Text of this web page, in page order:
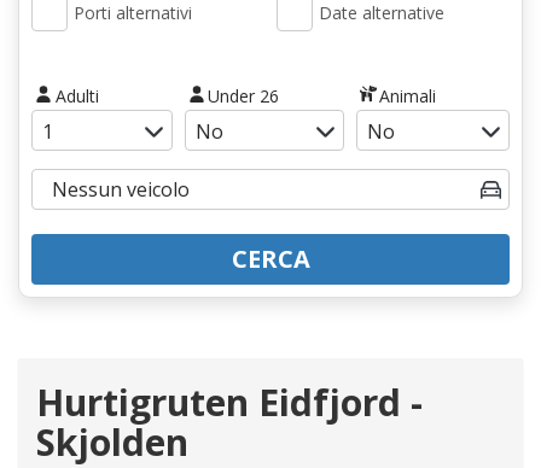
Porti alternativi Date alternative
Adulti Under 26 Animali
CERCA
Hurtigruten Eidfjord -
Skjolden